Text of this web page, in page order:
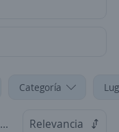
Categoría
Relevancia